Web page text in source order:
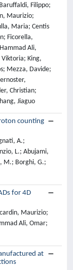
Filippo;
Maurizio;
Maria; Centis
Ficorella,
Ali,
Viktoria; King,
Mezza, Davide;
Christian;
Jiaguo
counting
A.;
L.; Abujami,
M.; Borghi, G.;
for 4D
Maurizio;
Ali, Omar;
at